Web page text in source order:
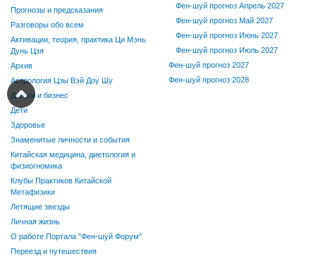
Прогнозы и предсказания
Разговоры обо всем
Активации, теория, практика Ци Мэнь
Дунь Цзя
Архив
Астрология Цзы Вэй Доу Шу
Деньги и бизнес
Дети
Здоровье
Знаменитые личности и события
Китайская медицина, диетология и
физиогномика
Клубы Практиков Китайской
Метафизики
Летящие звезды
Личная жизнь
О работе Портала "Фен-шуй Форум"
Переезд и путешествия
Фен-шуй прогноз Апрель 2027
Фен-шуй прогноз Май 2027
Фен-шуй прогноз Июнь 2027
Фен-шуй прогноз Июль 2027
Фен-шуй прогноз 2027
Фен-шуй прогноз 2028